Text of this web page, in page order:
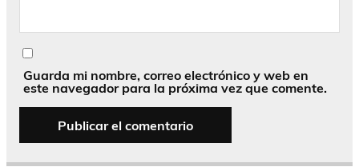
Guarda mi nombre, correo electrónico y web en
este navegador para la próxima vez que comente.